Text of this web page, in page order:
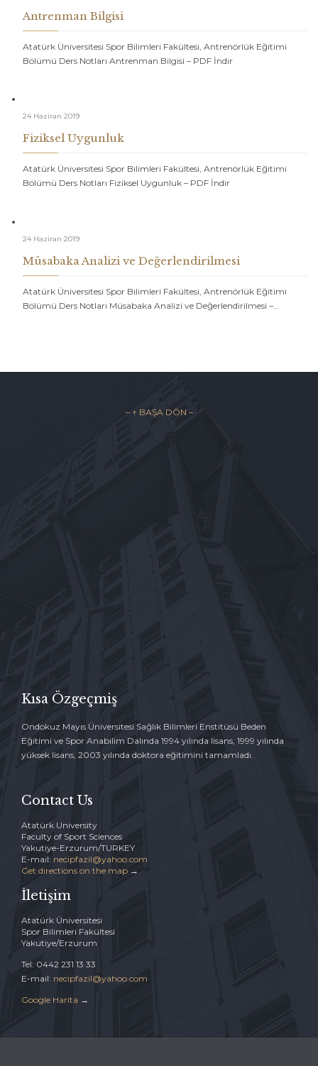
Antrenman Bilgisi
Atatürk Üniversitesi Spor Bilimleri Fakültesi, Antrenörlük Eğitimi
Bölümü Ders Notları Antrenman Bilgisi – PDF İndir
24 Haziran 2019
Fiziksel Uygunluk
Atatürk Üniversitesi Spor Bilimleri Fakültesi, Antrenörlük Eğitimi
Bölümü Ders Notları Fiziksel Uygunluk – PDF İndir
24 Haziran 2019
Müsabaka Analizi ve Değerlendirilmesi
Atatürk Üniversitesi Spor Bilimleri Fakültesi, Antrenörlük Eğitimi
Bölümü Ders Notları Müsabaka Analizi ve Değerlendirilmesi –…
– ↑ BAŞA DÖN –
Kısa Özgeçmiş
Ondokuz Mayıs Üniversitesi Sağlık Bilimleri Enstitüsü Beden
Eğitimi ve Spor Anabilim Dalında 1994 yılında lisans, 1999 yılında
yüksek lisans, 2003 yılında doktora eğitimini tamamladı.
Contact Us
Atatürk University
Faculty of Sport Sciences
Yakutiye-Erzurum/TURKEY
E-mail: necipfazil@yahoo.com
Get directions on the map →
İletişim
Atatürk Üniversitesi
Spor Bilimleri Fakültesi
Yakutiye/Erzurum
Tel: 0442 231 13 33
E-mail: necipfazil@yahoo.com
Google Harita →